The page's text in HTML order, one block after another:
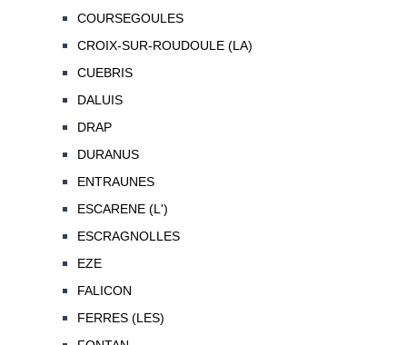
COURSEGOULES
CROIX-SUR-ROUDOULE (LA)
CUEBRIS
DALUIS
DRAP
DURANUS
ENTRAUNES
ESCARENE (L')
ESCRAGNOLLES
EZE
FALICON
FERRES (LES)